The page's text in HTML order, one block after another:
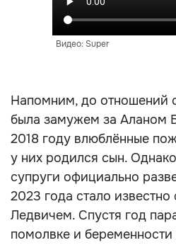
Видео: Super
Напомним, до отношений
была замужем за Аланом
2018 году влюблённые
у них родился сын.
супруги официально
2023 года стало
Ледвичем. Спустя год
помолвке и